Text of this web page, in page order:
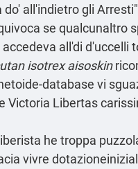
all'indietro gli
se qualcunaltro
all'di d'uccelli
isotrex aisoskin
database vi
Victoria Libertas
he troppa
vivre